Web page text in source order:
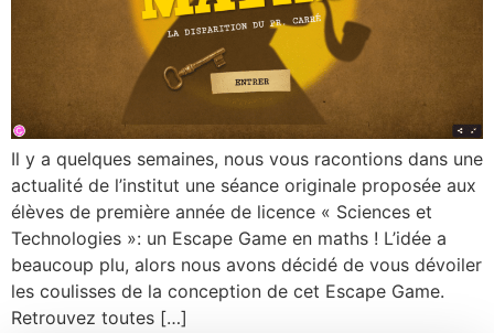
Il y a quelques semaines, nous vous racontions dans une
actualité de l’institut une séance originale proposée aux
élèves de première année de licence « Sciences et
Technologies »: un Escape Game en maths ! L’idée a
beaucoup plu, alors nous avons décidé de vous dévoiler
les coulisses de la conception de cet Escape Game.
Retrouvez toutes […]